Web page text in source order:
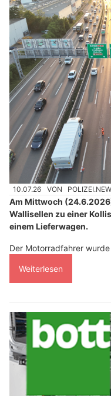
10.07.26 VON
Am Mittwoch
Wallisellen zu einer
einem Lieferwagen.
Der Motorradfahrer
Weiterlesen